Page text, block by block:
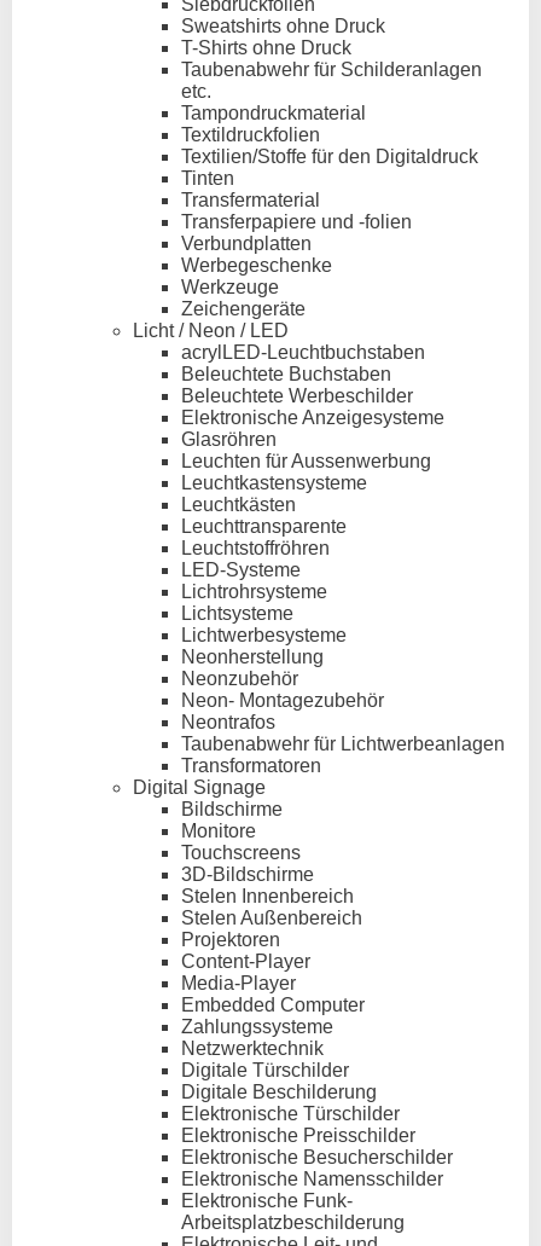
Siebdruckfolien
Sweatshirts ohne Druck
T-Shirts ohne Druck
Taubenabwehr für Schilderanlagen
etc.
Tampondruckmaterial
Textildruckfolien
Textilien/Stoffe für den Digitaldruck
Tinten
Transfermaterial
Transferpapiere und -folien
Verbundplatten
Werbegeschenke
Werkzeuge
Zeichengeräte
Licht / Neon / LED
acrylLED-Leuchtbuchstaben
Beleuchtete Buchstaben
Beleuchtete Werbeschilder
Elektronische Anzeigesysteme
Glasröhren
Leuchten für Aussenwerbung
Leuchtkastensysteme
Leuchtkästen
Leuchttransparente
Leuchtstoffröhren
LED-Systeme
Lichtrohrsysteme
Lichtsysteme
Lichtwerbesysteme
Neonherstellung
Neonzubehör
Neon- Montagezubehör
Neontrafos
Taubenabwehr für Lichtwerbeanlagen
Transformatoren
Digital Signage
Bildschirme
Monitore
Touchscreens
3D-Bildschirme
Stelen Innenbereich
Stelen Außenbereich
Projektoren
Content-Player
Media-Player
Embedded Computer
Zahlungssysteme
Netzwerktechnik
Digitale Türschilder
Digitale Beschilderung
Elektronische Türschilder
Elektronische Preisschilder
Elektronische Besucherschilder
Elektronische Namensschilder
Elektronische Funk-
Arbeitsplatzbeschilderung